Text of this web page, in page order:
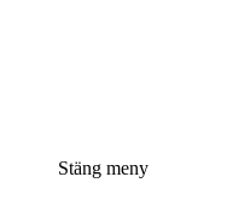
Stäng meny